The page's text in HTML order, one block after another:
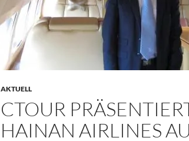
AKTUELL
CTOUR
HAINAN AIRLINES